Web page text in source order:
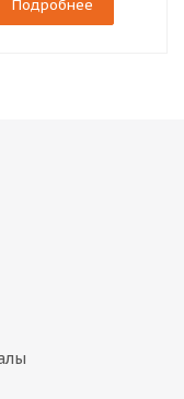
Подробнее